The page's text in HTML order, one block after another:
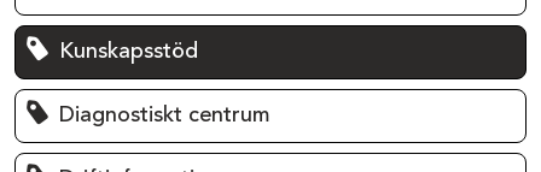
Kunskapsstöd
Diagnostiskt centrum